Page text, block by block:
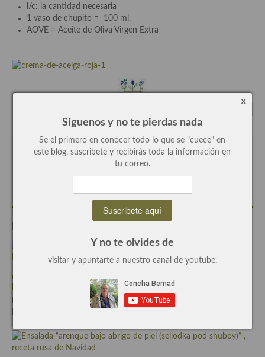
Salazones y encurtidos
Recetas de Cuaresma
Recetas maridadas con los mejores AOVES
Cocinas del mundo
Cocina de Estados Unidos
l/c: la cantidad necesaria
1 vaso de chupito = 100 ml.
AOVE = Aceite de Oliva Virgen Extra
Escrito porConcha Bernad
Carne de cerdo cocinada en agua de coco -Cách làm THỊT KHO
NƯỚC DỪA HỘT VỊT-
Escrito el Sep-18-2016
x
Síguenos y no te pierdas nada
Se el primero en conocer todo lo que se "cuece" en
este blog, suscribete y recibirás toda la información en
tu correo.
Y no te olvides de
visitar y apuntarte a nuestro canal de youtube.